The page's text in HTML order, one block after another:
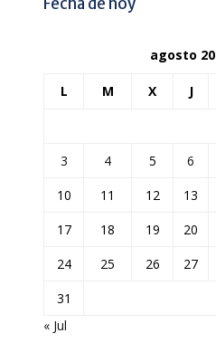
agosto
L M X J
3
4 5 6
10
11 12 13
17
18 19 20
24
25 26 27
31
« Jul